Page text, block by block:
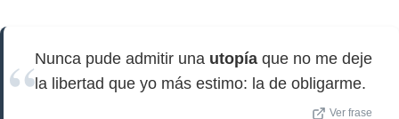
Nunca pude admitir una utopía que no me deje
la libertad que yo más estimo: la de obligarme.
Ver frase